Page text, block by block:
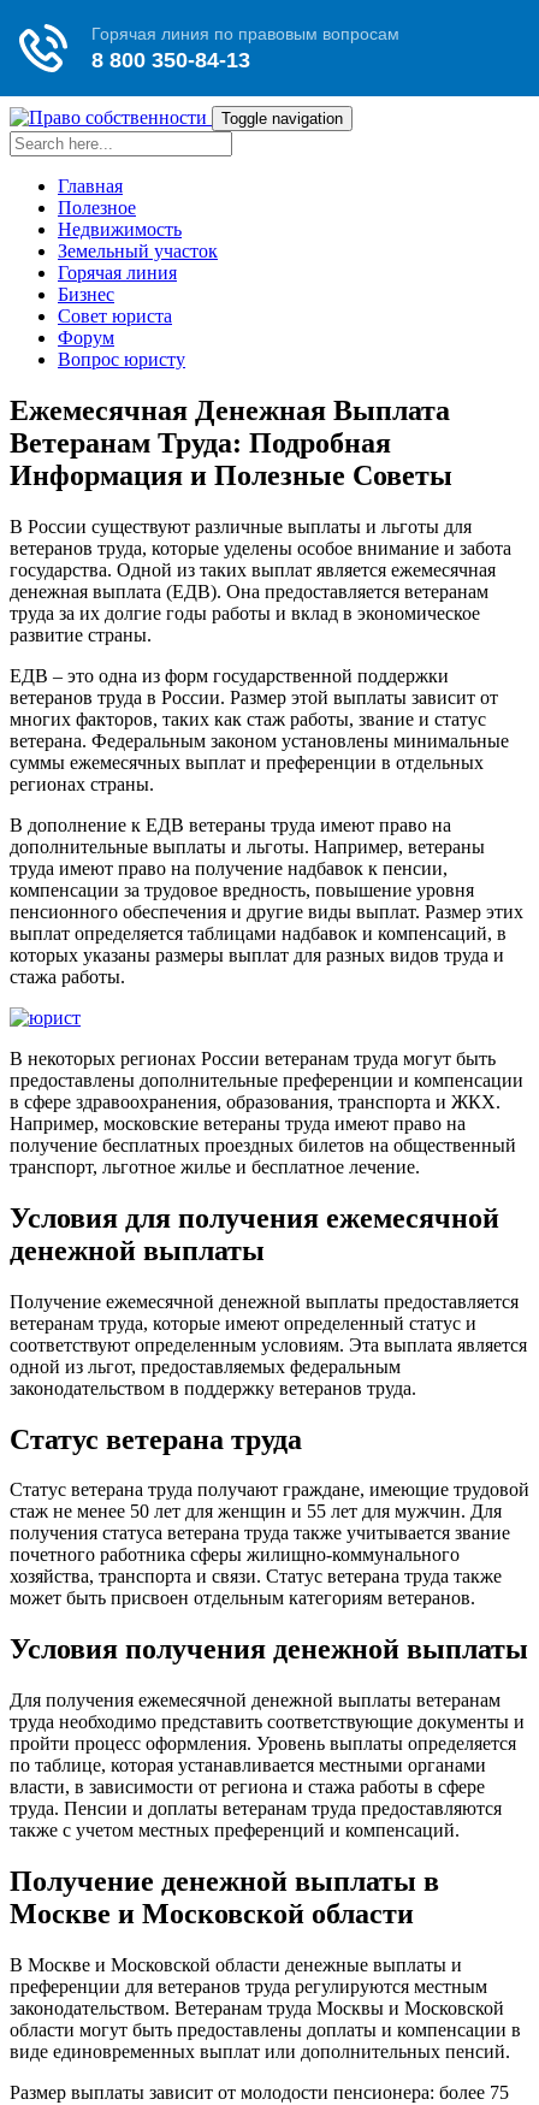
Toggle navigation
Главная
Полезное
Недвижимость
Земельный участок
Горячая линия
Бизнес
Совет юриста
Форум
Вопрос юристу
Ежемесячная Денежная Выплата
Ветеранам Труда: Подробная
Информация и Полезные Советы
В России существуют различные выплаты и льготы для
ветеранов труда, которые уделены особое внимание и забота
государства. Одной из таких выплат является ежемесячная
денежная выплата (ЕДВ). Она предоставляется ветеранам
труда за их долгие годы работы и вклад в экономическое
развитие страны.
ЕДВ – это одна из форм государственной поддержки
ветеранов труда в России. Размер этой выплаты зависит от
многих факторов, таких как стаж работы, звание и статус
ветерана. Федеральным законом установлены минимальные
суммы ежемесячных выплат и преференции в отдельных
регионах страны.
В дополнение к ЕДВ ветераны труда имеют право на
дополнительные выплаты и льготы. Например, ветераны
труда имеют право на получение надбавок к пенсии,
компенсации за трудовое вредность, повышение уровня
пенсионного обеспечения и другие виды выплат. Размер этих
выплат определяется таблицами надбавок и компенсаций, в
которых указаны размеры выплат для разных видов труда и
стажа работы.
В некоторых регионах России ветеранам труда могут быть
предоставлены дополнительные преференции и компенсации
в сфере здравоохранения, образования, транспорта и ЖКХ.
Например, московские ветераны труда имеют право на
получение бесплатных проездных билетов на общественный
транспорт, льготное жилье и бесплатное лечение.
Условия для получения ежемесячной
денежной выплаты
Получение ежемесячной денежной выплаты предоставляется
ветеранам труда, которые имеют определенный статус и
соответствуют определенным условиям. Эта выплата является
одной из льгот, предоставляемых федеральным
законодательством в поддержку ветеранов труда.
Статус ветерана труда
Статус ветерана труда получают граждане, имеющие трудовой
стаж не менее 50 лет для женщин и 55 лет для мужчин. Для
получения статуса ветерана труда также учитывается звание
почетного работника сферы жилищно-коммунального
хозяйства, транспорта и связи. Статус ветерана труда также
может быть присвоен отдельным категориям ветеранов.
Условия получения денежной выплаты
Для получения ежемесячной денежной выплаты ветеранам
труда необходимо представить соответствующие документы и
пройти процесс оформления. Уровень выплаты определяется
по таблице, которая устанавливается местными органами
власти, в зависимости от региона и стажа работы в сфере
труда. Пенсии и доплаты ветеранам труда предоставляются
также с учетом местных преференций и компенсаций.
Получение денежной выплаты в
Москве и Московской области
В Москве и Московской области денежные выплаты и
преференции для ветеранов труда регулируются местным
законодательством. Ветеранам труда Москвы и Московской
области могут быть предоставлены доплаты и компенсации в
виде единовременных выплат или дополнительных пенсий.
Размер выплаты зависит от молодости пенсионера: более 75